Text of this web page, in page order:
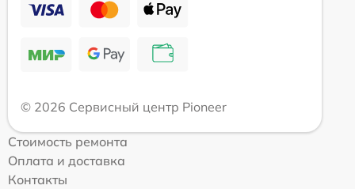
© 2026 Сервисный центр Pioneer
Стоимость ремонта
Оплата и доставка
Контакты